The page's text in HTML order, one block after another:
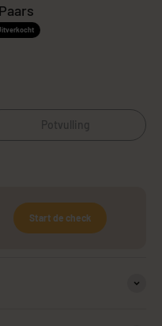
Potvulling
Start de check